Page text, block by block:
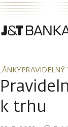
k trhu